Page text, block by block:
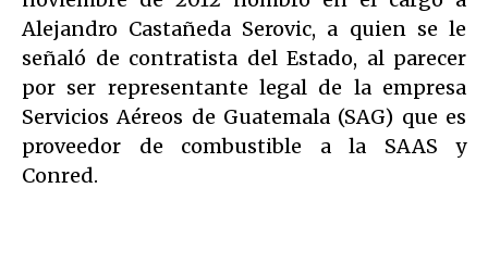
Alejandro Castañeda Serovic, a quien se le
señaló de contratista del Estado, al parecer
por ser representante legal de la empresa
Servicios Aéreos de Guatemala (SAG) que es
proveedor de combustible a la SAAS y
Conred.